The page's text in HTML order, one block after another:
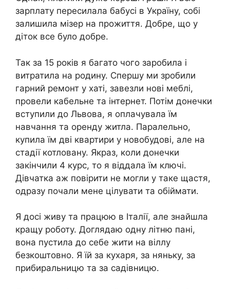
зарплату пересилала бабусі в Україну, собі
залишила мізер на прожиття. Добре, що у
діток все було добре.
Так за 15 років я багато чого заробила і
витратила на родину. Спершу ми зробили
гарний ремонт у хаті, завезли нові меблі,
провели кабельне та інтернет. Потім донечки
вступили до Львова, я оплачувала їм
навчання та оренду житла. Паралельно,
купила їм дві квартири у новобудові, але на
стадії котловану. Якраз, коли донечки
закінчили 4 курс, то я віддала їм ключі.
Дівчатка аж повірити не могли у таке щастя,
одразу почали мене цілувати та обіймати.
Я досі живу та працюю в Італії, але знайшла
кращу роботу. Доглядаю одну літню пані,
вона пустила до себе жити на віллу
безкоштовно. Я їй за кухаря, за няньку, за
прибиральницю та за садівницю.